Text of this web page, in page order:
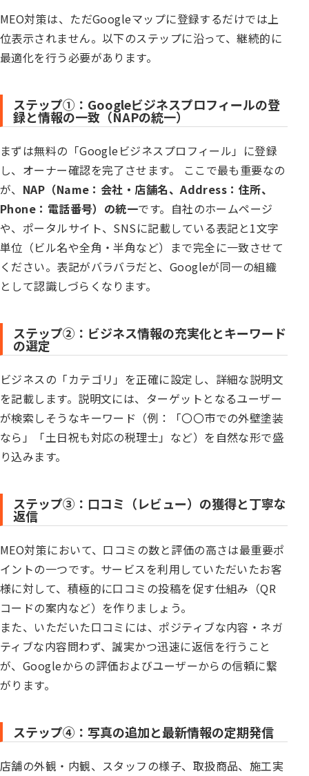
MEO対策は、ただGoogleマップに登録するだけでは上
位表示されません。以下のステップに沿って、継続的に
最適化を行う必要があります。
ステップ①：Googleビジネスプロフィールの登
録と情報の一致（NAPの統一）
まずは無料の「Googleビジネスプロフィール」に登録
し、オーナー確認を完了させます。 ここで最も重要なの
が、 NAP（Name：会社・店舗名、Address：住所、
Phone：電話番号）の統一です。自社のホームページ
や、ポータルサイト、SNSに記載している表記と1文字
単位（ビル名や全角・半角など）まで完全に一致させて
ください。表記がバラバラだと、Googleが同一の組織
として認識しづらくなります。
ステップ②：ビジネス情報の充実化とキーワード
の選定
ビジネスの「カテゴリ」を正確に設定し、詳細な説明文
を記載します。説明文には、ターゲットとなるユーザー
が検索しそうなキーワード（例：「〇〇市での外壁塗装
なら」「土日祝も対応の税理士」など）を自然な形で盛
り込みます。
ステップ③：口コミ（レビュー）の獲得と丁寧な
返信
MEO対策において、口コミの数と評価の高さは最重要ポ
イントの一つです。サービスを利用していただいたお客
様に対して、積極的に口コミの投稿を促す仕組み（QR
コードの案内など）を作りましょう。
また、いただいた口コミには、ポジティブな内容・ネガ
ティブな内容問わず、誠実かつ迅速に返信を行うこと
が、Googleからの評価およびユーザーからの信頼に繋
がります。
ステップ④：写真の追加と最新情報の定期発信
店舗の外観・内観、スタッフの様子、取扱商品、施工実